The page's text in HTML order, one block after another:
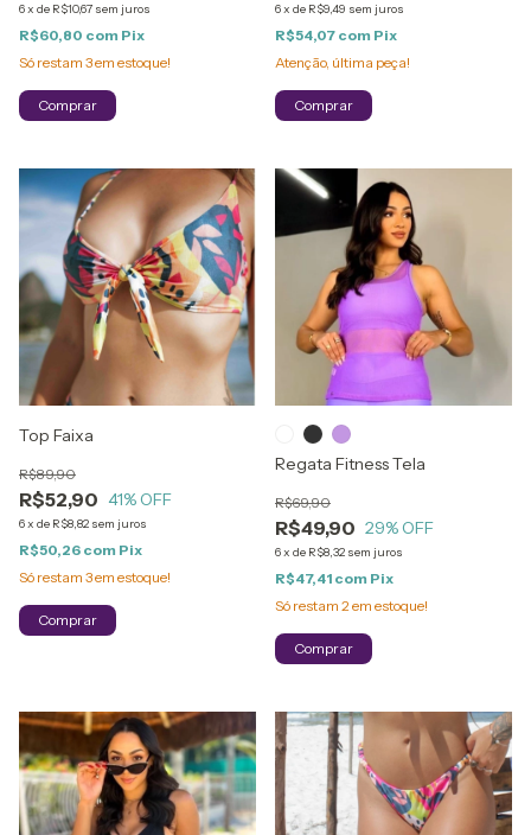
6x de R$10,67 sem juros
R$60,80 com Pix
Só restam 3em estoque!
Comprar
6x de R$9,49 sem juros
R$54,07 com Pix
Atenção, última peça!
Comprar
Top Faixa
R$52,90
R$89,90
41% OFF
6x de R$8,82 sem juros
R$50,26 com Pix
Só restam 3em estoque!
Comprar
Regata Fitness Tela
R$49,90
R$69,90
29% OFF
6x de R$8,32 sem juros
R$47,41 com Pix
Só restam 2em estoque!
Comprar